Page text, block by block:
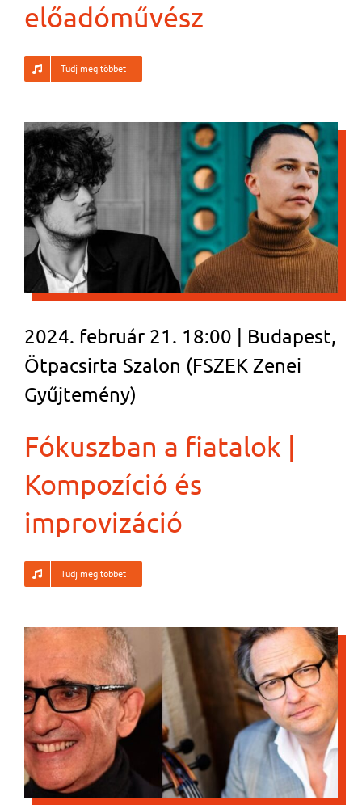
előadóművész
Tudj meg többet
2024. február 21. 18:00 | Budapest,
Ötpacsirta Szalon (FSZEK Zenei
Gyűjtemény)
Fókuszban a fiatalok |
Kompozíció és
improvizáció
Tudj meg többet